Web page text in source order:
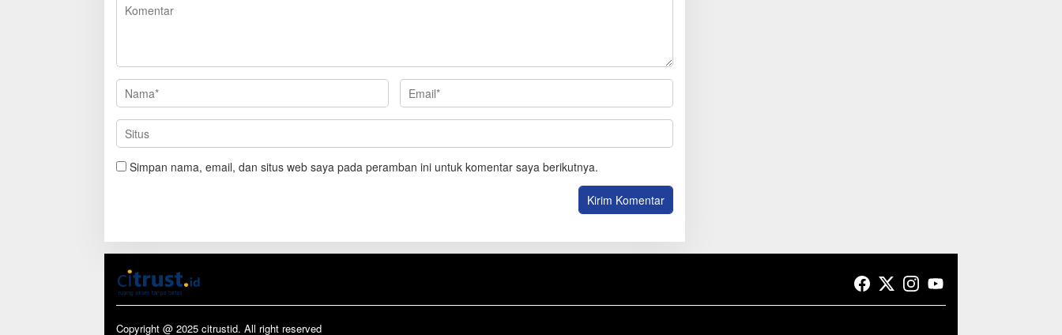
Simpan nama, email, dan situs web saya pada peramban ini untuk komentar saya berikutnya.
Copyright @ 2025 citrustid. All right reserved